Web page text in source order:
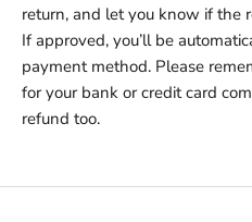
return, and let you know if the
If approved, you’ll be
payment method. Please
for your bank or credit card
refund too.